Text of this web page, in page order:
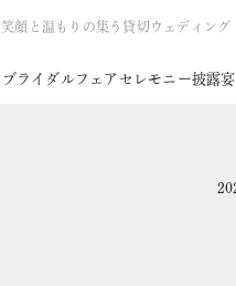
顔と温もりの集う貸切ウェディング
ブライダルフェア セレモニー披露